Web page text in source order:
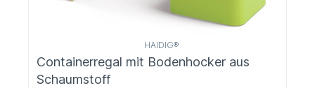
HAIDIG®
Containerregal mit Bodenhocker aus
Schaumstoff